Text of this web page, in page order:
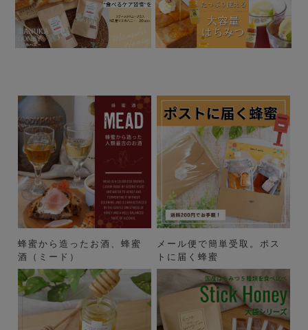
蜂蜜から造ったお酒、蜂蜜
酒（ミード）
メール便で簡単受取。ポス
トに届く蜂蜜